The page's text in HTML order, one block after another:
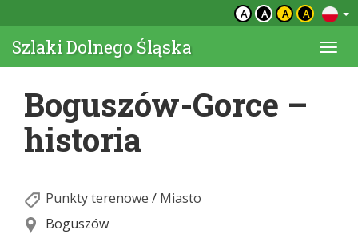
A A A A
Szlaki Dolnego Śląska
Boguszów-Gorce –
historia
Punkty terenowe / Miasto
Boguszów